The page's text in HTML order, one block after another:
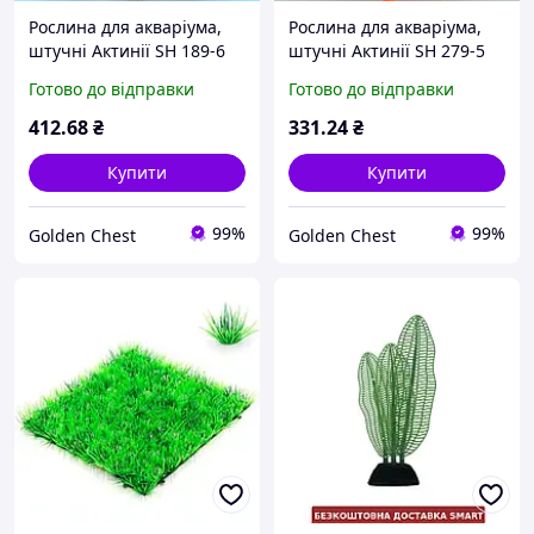
Рослина для акваріума,
штучні Актинії SH 189-6
Готово до відправки
412.68₴
Купити
Golden Chest 99%
Рослина для акваріума,
штучні Актинії SH 279-5
Готово до відправки
331.24₴
Купити
Golden Chest 99%